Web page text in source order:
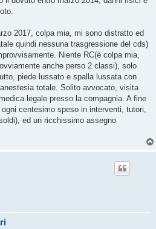
2017, colpa mia, mi sono distratto ed
quindi nessuna trasgressione del cds)
Niente RC(è colpa mia,
anche perso 2 classi), solo
piede lussato e spalla lussata con
totale. Solito avvocato, visita
legale presso la compagnia. A fine
centesimo speso in interventi, tutori,
ed un ricchissimo assegno